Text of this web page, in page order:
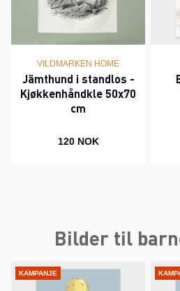
VILDMARKEN HOME
Jämthund i standlos -
Kjøkkenhåndkle 50x70
cm
120 NOK
Bilder til
KAMPANJE